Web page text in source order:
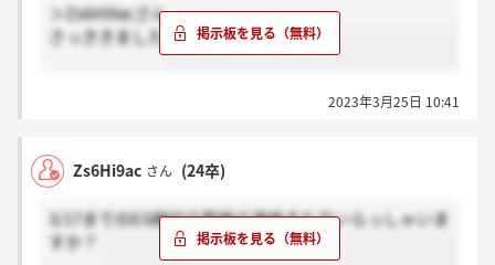
＞Zs6Hi9acさん
さっききました
2023年3月25日 10:41
Zs6Hi9ac さん (24卒)
3/17までのES締切で面接の連絡きた方いらっしゃいま
すか？